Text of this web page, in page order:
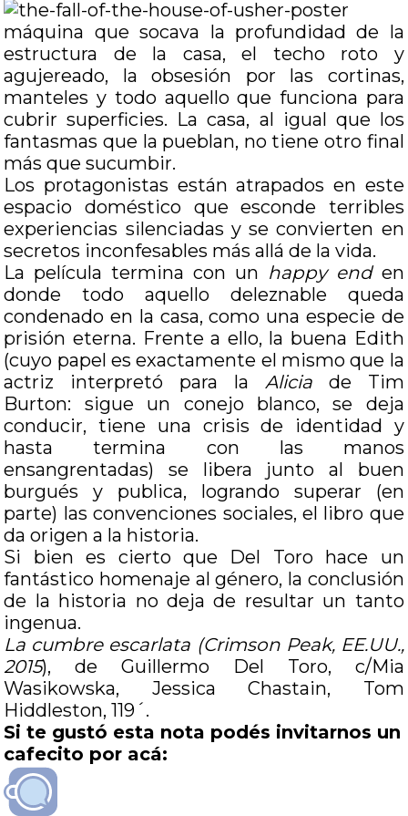
máquina que socava la profundidad de la
estructura de la casa, el techo roto y
agujereado, la obsesión por las cortinas,
manteles y todo aquello que funciona para
cubrir superficies. La casa, al igual que los
fantasmas que la pueblan, no tiene otro final
más que sucumbir.
Los protagonistas están atrapados en este
espacio doméstico que esconde terribles
experiencias silenciadas y se convierten en
secretos inconfesables más allá de la vida.
La película termina con un happy end en
donde todo aquello deleznable queda
condenado en la casa, como una especie de
prisión eterna. Frente a ello, la buena Edith
(cuyo papel es exactamente el mismo que la
actriz interpretó para la Aliciade Tim
Burton: sigue un conejo blanco, se deja
conducir, tiene una crisis de identidad y
hasta termina con las manos
ensangrentadas) se libera junto al buen
burgués y publica, logrando superar (en
parte) las convenciones sociales, el libro que
da origen a la historia.
Si bien es cierto que Del Toro hace un
fantástico homenaje al género, la conclusión
de la historia no deja de resultar un tanto
ingenua.
La cumbre escarlata (Crimson Peak, EE.UU.,
2015), de Guillermo Del Toro, c/Mia
Wasikowska, Jessica Chastain, Tom
Hiddleston, 119´.
Si te gustó esta nota podés invitarnos un
cafecito por acá: